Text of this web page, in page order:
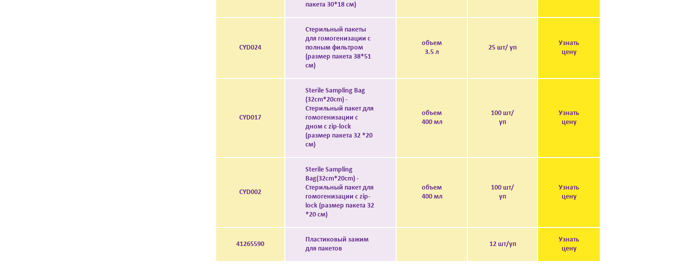
пакета 30*18 см)
CYD024
Стерильный пакеты
для гомогенизации с
полным фильтром
(размер пакета 38*51
см)
объем
3.5 л
25 шт/ уп
Узнать
цену
CYD017
Sterile Sampling Bag
(32cm*20cm) -
Стерильный пакет для
гомогенизации с
дном с zip-lock
(размер пакета 32 *20
см)
объем
400 мл
100 шт/
уп
Узнать
цену
CYD002
Sterile Sampling
Bag(32cm*20cm) -
Стерильный пакет для
гомогенизации с zip-
lock (размер пакета 32
*20 см)
объем
400 мл
100 шт/
уп
Узнать
цену
41265590
Пластиковый зажим
для пакетов
12 шт/уп
Узнать
цену